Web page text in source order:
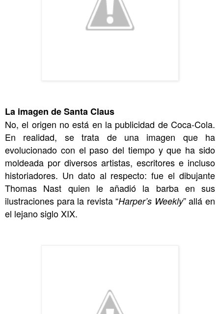
La imagen de Santa Claus
No, el origen no está en la publicidad de Coca-Cola.
En realidad, se trata de una imagen que ha
evolucionado con el paso del tiempo y que ha sido
moldeada por diversos artistas, escritores e incluso
historiadores. Un dato al respecto: fue el dibujante
Thomas Nast quien le añadió la barba en sus
ilustraciones para la revista “Harper’s Weekly” allá en
el lejano siglo XIX.